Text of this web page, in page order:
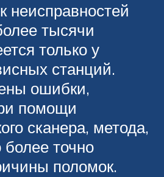
неисправностей
тысячи
только у
станций.
ошибки,
помощи
сканера, метода,
точно
поломок.